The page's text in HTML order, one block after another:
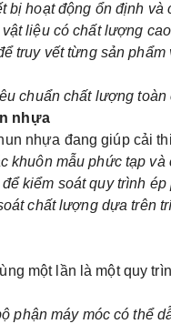
bị hoạt động ổn định
liệu có chất lượng
truy vết từng sản
chuẩn chất lượng toàn
nhựa
nhựa đang giúp cải
khuôn mẫu phức tạp
kiểm soát quy trình
chất lượng dựa trên
một lần là một quy
phận máy móc có thể